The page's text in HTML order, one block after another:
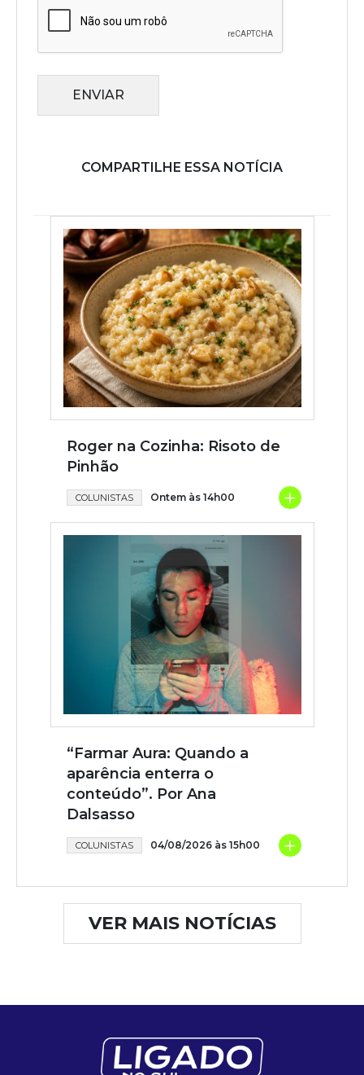
ENVIAR
COMPARTILHE ESSA NOTÍCIA
Roger na Cozinha: Risoto de
Pinhão
COLUNISTAS Ontem às 14h00 +
“Farmar Aura: Quando a
aparência enterra o
conteúdo”. Por Ana
Dalsasso
COLUNISTAS 04/08/2026 às 15h00 +
VER MAIS NOTÍCIAS